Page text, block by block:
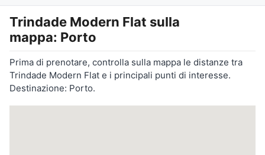
Trindade Modern Flat sulla
mappa: Porto
Prima di prenotare, controlla sulla mappa le distanze tra
Trindade Modern Flat e i principali punti di interesse.
Destinazione: Porto.